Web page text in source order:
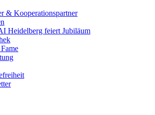
& Kooperationspartner
Heidelberg feiert Jubiläum